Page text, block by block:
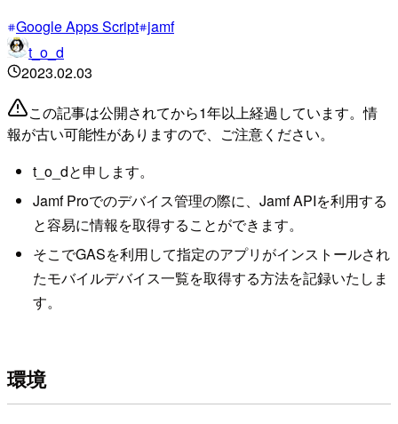
Google Apps Script jamf
t_o_d
2023.02.03
この記事は公開されてから1年以上経過しています。情
報が古い可能性がありますので、ご注意ください。
t_o_dと申します。
Jamf Proでのデバイス管理の際に、Jamf APIを利用する
と容易に情報を取得することができます。
そこでGASを利用して指定のアプリがインストールされ
たモバイルデバイス一覧を取得する方法を記録いたしま
す。
環境